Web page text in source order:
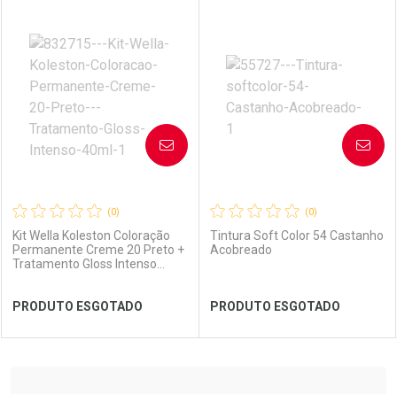
Laboratório
Ver Desconto Convênio
Por Menos Laboratório
Ver Desconto Convênio
Por Menos
(0)
Kit Wella Koleston Coloração
Permanente Creme 20 Preto +
Tratamento Gloss Intenso
PRODUTO ESGOTADO
AVISE-ME
(0)
Tintura Soft Color 54 Castanho
Acobreado
PRODUTO ESGOTADO
AVISE-ME